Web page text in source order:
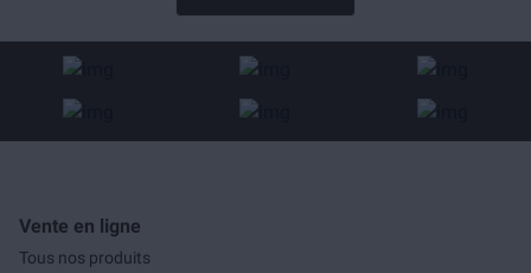
Vente en ligne
Tous nos produits